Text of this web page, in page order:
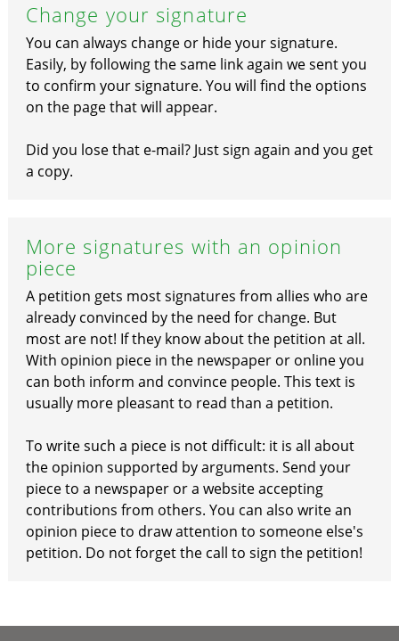
Change your signature
You can always change or hide your signature.
Easily, by following the same link again we sent you
to confirm your signature. You will find the options
on the page that will appear.
Did you lose that e-mail? Just sign again and you get
a copy.
More signatures with an opinion
piece
A petition gets most signatures from allies who are
already convinced by the need for change. But
most are not! If they know about the petition at all.
With opinion piece in the newspaper or online you
can both inform and convince people. This text is
usually more pleasant to read than a petition.
To write such a piece is not difficult: it is all about
the opinion supported by arguments. Send your
piece to a newspaper or a website accepting
contributions from others. You can also write an
opinion piece to draw attention to someone else's
petition. Do not forget the call to sign the petition!